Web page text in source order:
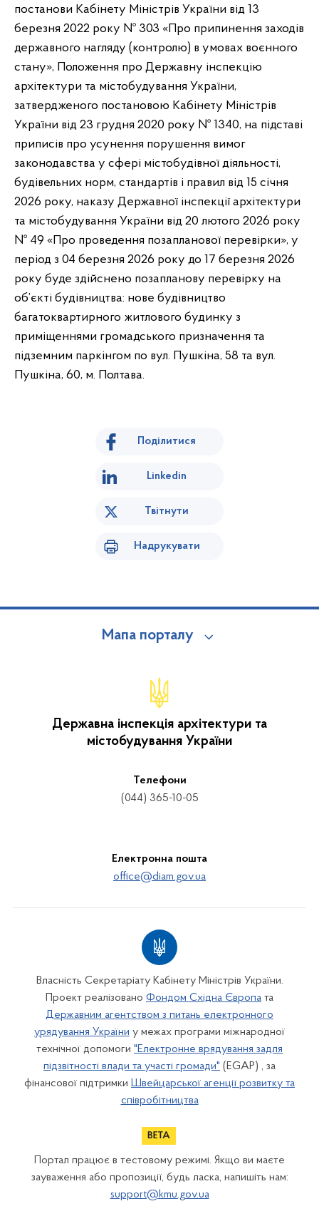
постанови Кабінету Міністрів України від 13
березня 2022 року № 303 «Про припинення заходів
державного нагляду (контролю) в умовах воєнного
стану», Положення про Державну інспекцію
архітектури та містобудування України,
затвердженого постановою Кабінету Міністрів
України від 23 грудня 2020 року № 1340, на підставі
приписів про усунення порушення вимог
законодавства у сфері містобудівної діяльності,
будівельних норм, стандартів і правил від 15 січня
2026 року, наказу Державної інспекції архітектури
та містобудування України від 20 лютого 2026 року
№ 49 «Про проведення позапланової перевірки», у
період з 04 березня 2026 року до 17 березня 2026
року буде здійснено позапланову перевірку на
об’єкті будівництва: нове будівництво
багатоквартирного житлового будинку з
приміщеннями громадського призначення та
підземним паркінгом по вул. Пушкіна, 58 та вул.
Пушкіна, 60, м. Полтава.
Поділитися
Linkedin
Твітнути
Надрукувати
Мапа порталу
Державна інспекція архітектури та
містобудування України
Телефони
(044) 365-10-05
Електронна пошта
office@diam.gov.ua
Власність Секретаріату Кабінету Міністрів України.
Проект реалізовано Фондом Східна Європа та
Державним агентством з питань електронного
урядування України у межах програми міжнародної
технічної допомоги "Електронне врядування задля
підзвітності влади та участі громади" (EGAP) , за
фінансової підтримки Швейцарської агенції розвитку та
співробітництва
Портал працює в тестовому режимі. Якщо ви маєте
зауваження або пропозиції, будь ласка, напишіть нам:
support@kmu.gov.ua